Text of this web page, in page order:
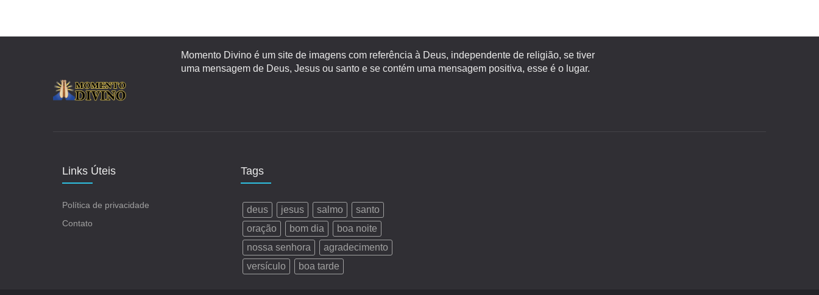
Momento Divino é um site de imagens com referência à Deus, independente de religião, se tiver
uma mensagem de Deus, Jesus ou santo e se contém uma mensagem positiva, esse é o lugar.
Links Úteis
Política de privacidade
Contato
Tags
deus jesus salmo
santo
oração
bom dia
boa noite
nossa senhora
agradecimento
versículo
boa tarde